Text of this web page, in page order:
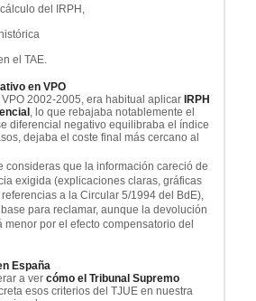
del IRPH,
el TAE.
en VPO
2002-2005, era habitual aplicar IRPH
, lo que rebajaba notablemente el
diferencial negativo equilibraba el índice
dejaba el coste final más cercano al
consideras que la información careció de
exigida (explicaciones claras, gráficas
a la Circular 5/1994 del BdE),
para reclamar, aunque la devolución
menor por el efecto compensatorio del
España
a ver cómo el Tribunal Supremo
esos criterios del TJUE en nuestra